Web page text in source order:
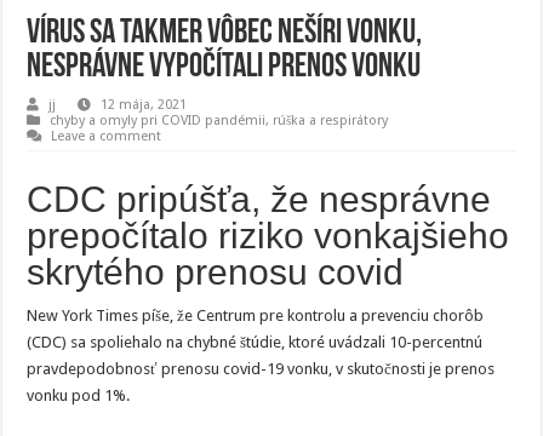
Vírus sa takmer vôbec nešíri vonku,
nesprávne vypočítali prenos vonku
jj
12 mája, 2021
chyby a omyly pri COVID pandémii, rúška a respirátory
Leave a comment
CDC pripúšťa, že nesprávne
prepočítalo riziko vonkajšieho
skrytého prenosu covid
New York Times píše, že Centrum pre kontrolu a prevenciu chorôb
(CDC) sa spoliehalo na chybné štúdie, ktoré uvádzali 10-percentnú
pravdepodobnosť prenosu covid-19 vonku, v skutočnosti je prenos
vonku pod 1%.